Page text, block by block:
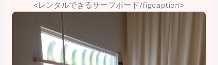
<レンタルできるサーフボード/figcaption>